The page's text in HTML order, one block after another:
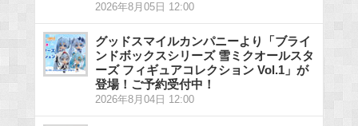
2026年8月05日 12:00
グッドスマイルカンパニーより「ブライ
ンドボックスシリーズ 雪ミクオールスタ
ーズ フィギュアコレクション Vol.1」が
登場！ご予約受付中！
2026年8月04日 12:00